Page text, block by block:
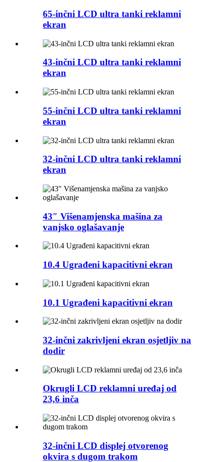
65-inčni LCD ultra tanki reklamni
ekran
43-inčni LCD ultra tanki reklamni
ekran
55-inčni LCD ultra tanki reklamni
ekran
32-inčni LCD ultra tanki reklamni
ekran
43″ Višenamjenska mašina za
vanjsko oglašavanje
10.4 Ugrađeni kapacitivni ekran
10.1 Ugrađeni kapacitivni ekran
32-inčni zakrivljeni ekran osjetljiv na
dodir
Okrugli LCD reklamni uređaj od
23,6 inča
32-inčni LCD displej otvorenog
okvira s dugom trakom